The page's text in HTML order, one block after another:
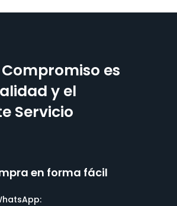
es
y el
Servicio
en forma fácil